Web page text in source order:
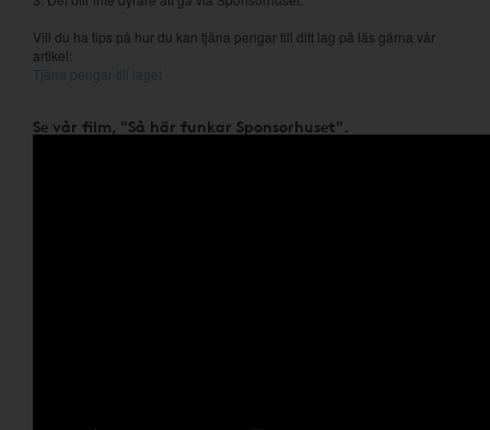
Vill du ha tips på hur du kan tjäna pengar till ditt lag på läs gärna vår
artikel:
Tjäna pengar till laget
Se vår film, "Så här funkar Sponsorhuset".